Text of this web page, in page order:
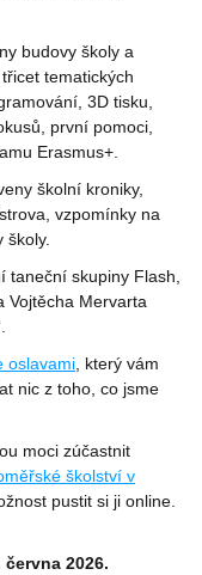
budovy školy a
tematických
3D tisku,
první pomoci,
Erasmus+.
školní kroniky,
vzpomínky na
taneční skupiny Flash,
Vojtěcha Mervarta
oslavami, který vám
nic z toho, co jsme
moci zúčastnit
školství v
pustit si ji online.
2026.